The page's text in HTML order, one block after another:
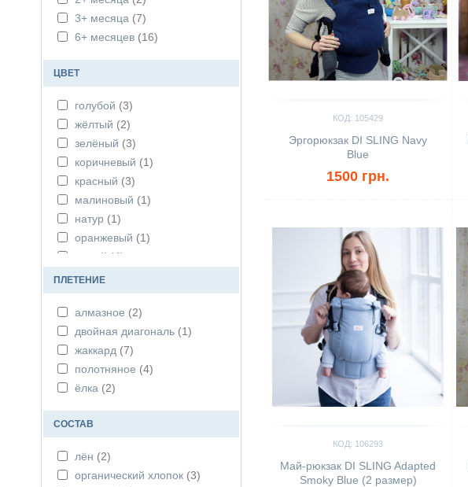
3+ месяца (7)
6+ месяцев (16)
ЦВЕТ
голубой (3)
жёлтый (2)
зелёный (3)
коричневый (1)
красный (3)
малиновый (1)
натур (1)
оранжевый (1)
серый (4)
синий
сиреневый(1)
чёрный(2)
ПЛЕТЕНИЕ
алмазное (2)
двойная диагональ (1)
жаккард (7)
полотняное (4)
ёлка (2)
СОСТАВ
лён (2)
органический хлопок (3)
КОД: 105429
Эргорюкзак DI SLING Navy
Blue
1500 грн.
КОД: 106293
Май-рюкзак DI SLING Adapted
Smoky Blue (2 размер)